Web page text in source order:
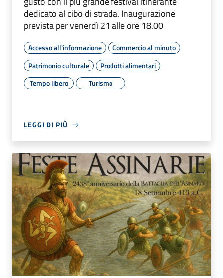
dedicato al cibo di strada. Inaugurazione
prevista per venerdì 21 alle ore 18.00
Accesso all'informazione
Commercio al minuto
Patrimonio culturale
Prodotti alimentari
Tempo libero
Turismo
LEGGI DI PIÙ